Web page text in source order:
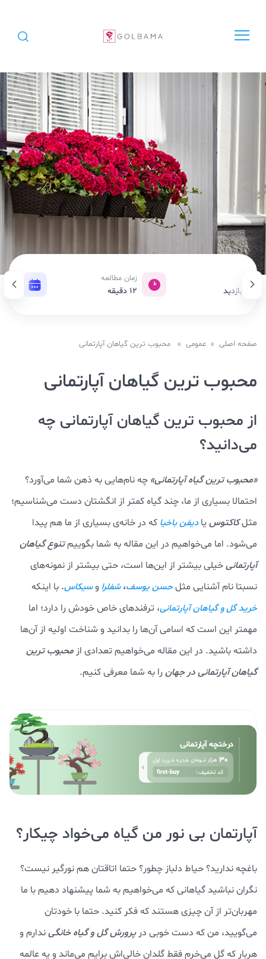
بازدید
زمان مطالعه
12 دقیقه 28 دسامبر 2019
صفحه اصلی » عمومی » محبوب‌ ترین گیاهان آپارتمانی
محبوب‌ ترین گیاهان آپارتمانی
از محبوب ترین گیاهان آپارتمانی چه
می‌دانید؟
«محبوب ترین گیاه آپارتمانی» چه نام‌هایی به ذهن شما می‌آورد؟
احتمالا بسیاری از ما، چند گیاه کمتر از انگشتان دست می‌شناسیم؛
مثلکاکتوس یادیفن باخیا که در خانه‌ی بسیاری از ما هم پیدا
می‌شود. اما می‌خواهیم در این مقاله به شما بگوییمتنوع گیاهان
آپارتمانیخیلی بیشتر از این‌ها است، حتی بیشتر از نمونه‌‌های
نسبتا نام آشنایی مثلحسن یوسف،شفلرا وسیکاس. با اینکه
خرید گل و گیاهان آپارتمانی، ترفندهای خاص خودش را دارد؛ اما
مهمتر این است که اسامی آن‌ها را بدانید و شناخت اولیه از آن‌ها
داشته باشید. در این مقاله می‌‌خواهیم تعدادی از محبوب ترین
گیاهان آپارتمانی در جهان را به شما معرفی کنیم.
آپارتمان بی نور من گیاه می‌خواد چیکار؟
باغچه ندارید؟ حیاط دلباز چطور؟ حتما اتاقتان هم نورگیر نیست؟
نگران نباشید گیاهانی که می‌خواهیم به شما پیشنهاد دهیم با ما
مهربان‌تر از آن چیزی هستند که فکر کنید. حتما با خودتان
می‌گویید، من که دست خوبی درپرورش گل و گیاه خانگیندارم و
هربار که گل می‌خرم فقط گلدان خالی‌اش برایم می‌ماند و یه عالمه